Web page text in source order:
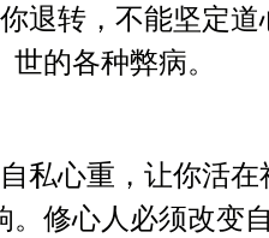
退转，不能坚定
世的各种弊病。
私心重，让你活
。修心人必须改变自